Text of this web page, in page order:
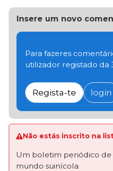
Insere um novo
Para fazeres
utilizador registado da
Regista-te login
Não estás inscrito na
Um boletim periódico de
mundo suinícola